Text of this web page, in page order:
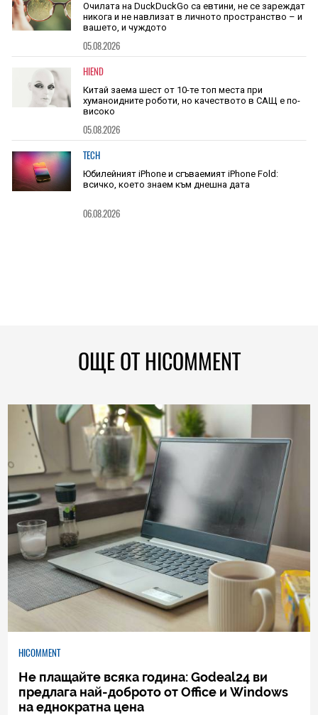
Очилата на DuckDuckGo са евтини, не се зареждат
никога и не навлизат в личното пространство – и
вашето, и чуждото
05.08.2026
HIEND
Китай заема шест от 10-те топ места при
хуманоидните роботи, но качеството в САЩ е по-
високо
05.08.2026
TECH
Юбилейният iPhone и сгъваемият iPhone Fold:
всичко, което знаем към днешна дата
06.08.2026
ОЩЕ ОТ HICOMMENT
HICOMMENT
Не плащайте всяка година: Godeal24 ви
предлага най-доброто от Office и Windows
на еднократна цена